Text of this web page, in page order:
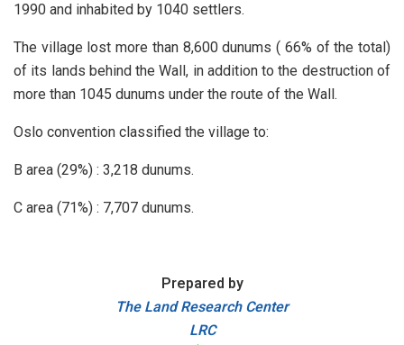
1990 and inhabited by 1040 settlers.
The village lost more than 8,600 dunums ( 66% of the total)
of its lands behind the Wall, in addition to the destruction of
more than 1045 dunums under the route of the Wall.
Oslo convention classified the village to:
B area (29%) : 3,218 dunums.
C area (71%) : 7,707 dunums.
Prepared by
The Land Research Center
LRC